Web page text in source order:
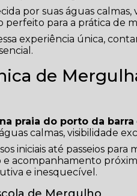
por suas águas
perfeito para a prática de
experiência única,
de
praia do porto da barra
calmas, visibilidade
iniciais até passeios
acompanhamento
e inesquecível.